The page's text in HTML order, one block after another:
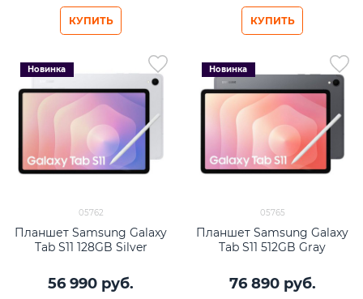
КУПИТЬ КУПИТЬ
Новинка
05762
Планшет Samsung Galaxy
Tab S11 128GB Silver
56 990 руб.
Новинка
05765
Планшет Samsung Galaxy
Tab S11 512GB Gray
76 890 руб.